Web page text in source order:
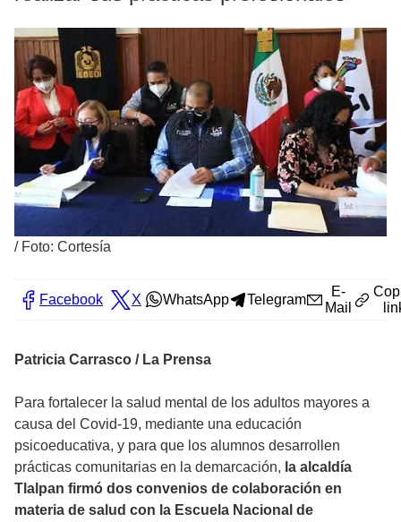
/ Foto: Cortesía
Facebook X WhatsApp Telegram
E-
Mail
Patricia Carrasco / La Prensa
Para fortalecer la salud mental de los adultos mayores a
causa del Covid-19, mediante una educación
psicoeducativa, y para que los alumnos desarrollen
prácticas comunitarias en la demarcación, la alcaldía
Tlalpan firmó dos convenios de colaboración en
materia de salud con la Escuela Nacional de